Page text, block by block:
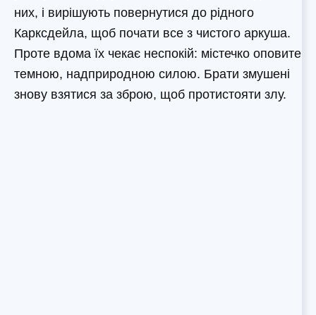
них, і вирішують повернутися до рідного
Карксдейла, щоб почати все з чистого аркуша.
Проте вдома їх чекає неспокій: містечко оповите
темною, надприродною силою. Брати змушені
знову взятися за зброю, щоб протистояти злу.